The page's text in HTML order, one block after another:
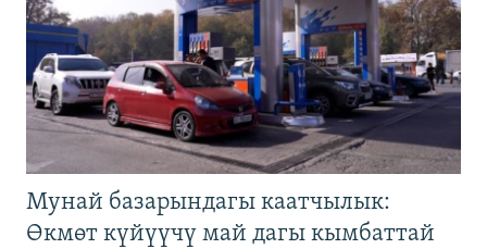
Мунай базарындагы каатчылык:
Өкмөт күйүүчү май дагы кымбаттай